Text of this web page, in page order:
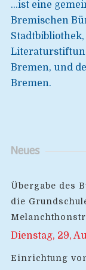
...ist eine
Bremischen
Bremen, und
Bremen.
Neues
Übergabe des
die
Dienstag, 29,
Einrichtung